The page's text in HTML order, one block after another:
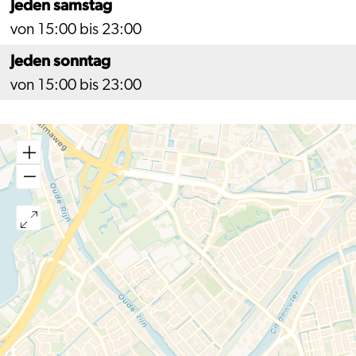
Jeden samstag
von 15:00 bis 23:00
Jeden sonntag
von 15:00 bis 23:00